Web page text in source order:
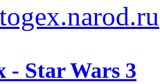
- Star Wars 3